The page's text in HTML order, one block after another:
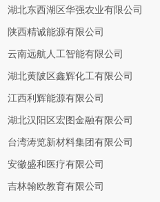
湖北东西湖区华强农业有限公司
陕西精诚能源有限公司
云南远航人工智能有限公司
湖北黄陂区鑫辉化工有限公司
江西利辉能源有限公司
湖北汉阳区宏图金融有限公司
台湾涛览新材料集团有限公司
安徽盛和医疗有限公司
吉林翰欧教育有限公司